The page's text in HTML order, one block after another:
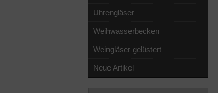
Uhrengläser
Weihwasserbecken
Weingläser gelüstert
Neue Artikel